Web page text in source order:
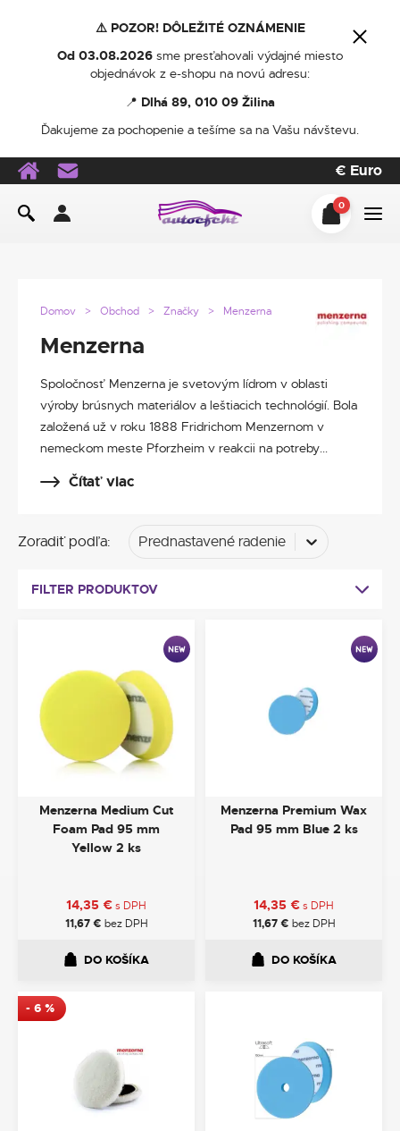
⚠️ POZOR! DÔLEŽITÉ OZNÁMENIE
Od 03.08.2026 sme presťahovali výdajné miesto
objednávok z e-shopu na novú adresu:
📍 Dlhá 89, 010 09 Žilina
Ďakujeme za pochopenie a tešíme sa na Vašu návštevu.
€ Euro
0
Domov Obchod Značky Menzerna
Menzerna
Spoločnosť Menzerna je svetovým lídrom v oblasti
výroby brúsnych materiálov a leštiacich technológií. Bola
založená už v roku 1888 Fridrichom Menzernom v
nemeckom meste Pforzheim v reakcii na potreby...
Čítať viac
Zoradiť podľa: Prednastavené radenie
FILTER PRODUKTOV
Menzerna Medium Cut
Foam Pad 95 mm
Yellow 2 ks
14,35 €s DPH
11,67€ bez DPH
DO KOŠÍKA
Menzerna Premium Wax
Pad 95 mm Blue 2 ks
14,35 €s DPH
11,67€ bez DPH
DO KOŠÍKA
- 6 %